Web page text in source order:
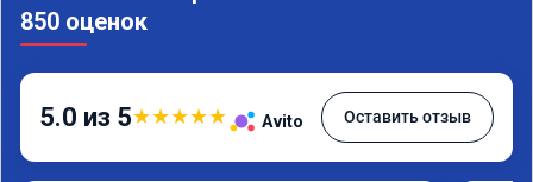
850 оценок
5.0 из 5★★★★★ Avito Оставить отзыв